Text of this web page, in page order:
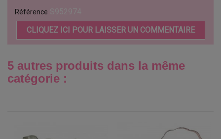
Référence
CLIQUEZ ICI POUR LAISSER UN COMMENTAIRE
5 autres produits dans la même
catégorie :